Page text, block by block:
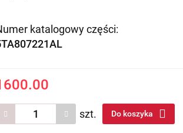
katalogowy części:
szt. Do koszyka